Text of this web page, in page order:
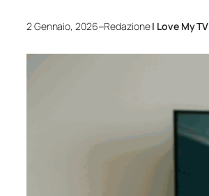
2 Gennaio, 2026–RedazioneI Love My TV